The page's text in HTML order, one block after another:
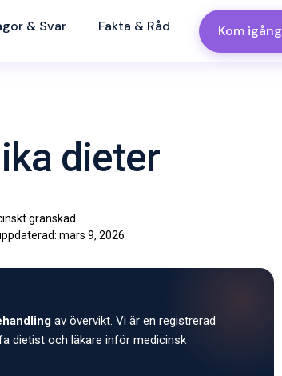
& Svar Fakta & Råd Kom igång
dieter
granskad
mars 9, 2026
av övervikt. Vi är en registrerad
dietist och läkare inför medicinsk